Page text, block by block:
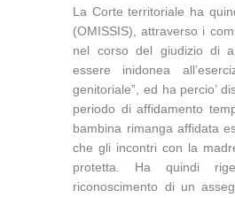
La Corte territoriale ha
(OMISSIS), attraverso i
nel corso del giudizio di
essere inidonea
genitoriale”, ed ha percio’
periodo di affidamento
bambina rimanga affidata
che gli incontri con la
protetta. Ha quindi
riconoscimento di un